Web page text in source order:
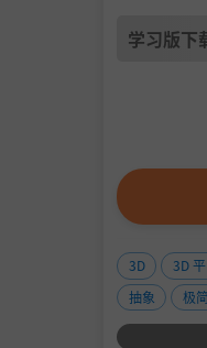
学习版下
3D 3D
抽象
极